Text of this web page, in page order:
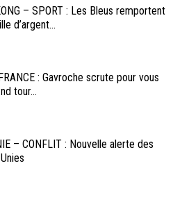
– SPORT : Les Bleus remportent
d’argent...
: Gavroche scrute pour vous
tour...
– CONFLIT : Nouvelle alerte des